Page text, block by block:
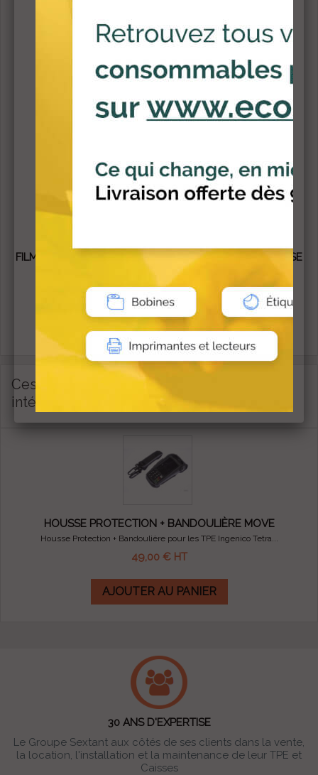
FILM DE PROTECTION CLAVIER TPE ET PINPAD
14,90 €HT
FILM ANTIBACTÉRIEN ET ANTIVIRAL POUR TPE ET CAISSE
Protégez vos supports contre les bactéries Les films...
12,90 €HT
AJOUTER AU PANIER
Ces produits sont susceptibles de vous
intéresser
HOUSSE PROTECTION + BANDOULIÈRE MOVE
Housse Protection + Bandoulière pour les TPE Ingenico Tetra...
49,00 €HT
AJOUTER AU PANIER
30 ANS D'EXPERTISE
Le Groupe Sextant aux côtés de ses clients dans la vente,
la location, l'installation et la maintenance de leur TPE et
Caisses